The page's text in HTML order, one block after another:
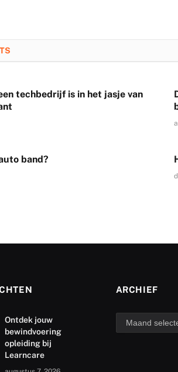
techbedrijf is in het jasje van
band?
Ontdek jouw
bewindvoering
opleiding bij
Learncare
ARCHIEF
archief